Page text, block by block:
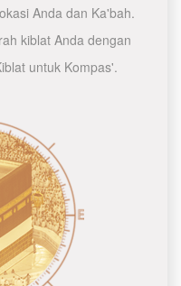
Anda dan Ka'bah.
kiblat Anda dengan
untuk Kompas'.